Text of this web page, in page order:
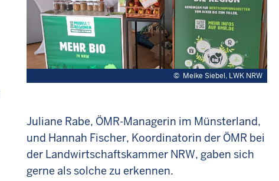
© Meike Siebel, LWK NRW
Juliane Rabe, ÖMR-Managerin im Münsterland,
und Hannah Fischer, Koordinatorin der ÖMR bei
der Landwirtschaftskammer NRW, gaben sich
gerne als solche zu erkennen.